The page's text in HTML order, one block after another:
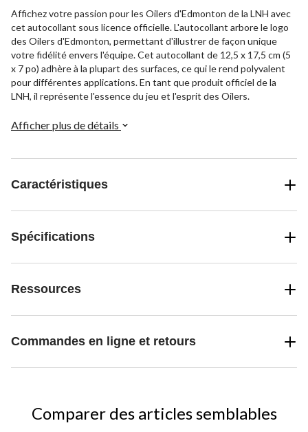
Affichez votre passion pour les Oilers d'Edmonton de la LNH avec
cet autocollant sous licence officielle. L'autocollant arbore le logo
des Oilers d'Edmonton, permettant d'illustrer de façon unique
votre fidélité envers l'équipe. Cet autocollant de 12,5 x 17,5 cm (5
x 7 po) adhère à la plupart des surfaces, ce qui le rend polyvalent
pour différentes applications. En tant que produit officiel de la
LNH, il représente l'essence du jeu et l'esprit des Oilers.
Afficher plus de détails
Caractéristiques
Spécifications
Ressources
Commandes en ligne et retours
Comparer des articles semblables